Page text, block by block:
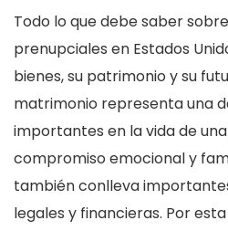
Todo lo que debe saber
prenupciales en Estados
bienes, su patrimonio y su
matrimonio representa una
importantes en la vida de
compromiso emocional y
también conlleva
legales y financieras. Por